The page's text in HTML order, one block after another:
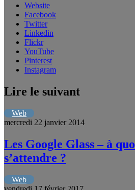
Website
Facebook
Twitter
Linkedin
Flickr
YouTube
Pinterest
Instagram
Lire le suivant
Web
mercredi 22 janvier 2014
Les Google Glass – à
s’attendre ?
Web